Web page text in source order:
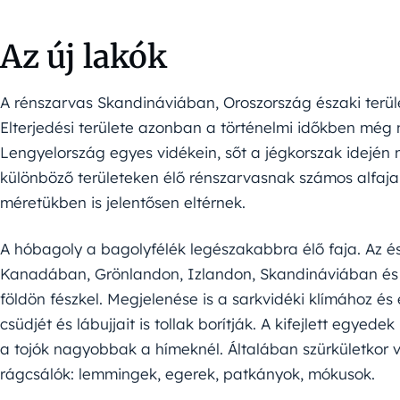
Az új lakók
A rénszarvas Skandináviában, Oroszország északi
Elterjedési területe azonban a történelmi időkben
Lengyelország egyes vidékein, sőt a jégkorszak
különböző területeken élő rénszarvasnak számos
méretükben is jelentősen eltérnek.
A hóbagoly a bagolyfélék legészakabbra élő faja. Az
Kanadában, Grönlandon, Izlandon, Skandináviában
földön fészkel. Megjelenése is a sarkvidéki klímához
csüdjét és lábujjait is tollak borítják. A kifejlett egyedek
a tojók nagyobbak a hímeknél. Általában szürkületkor
rágcsálók: lemmingek, egerek, patkányok, mókusok.